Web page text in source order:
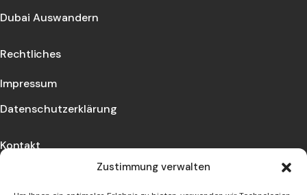
Zustimmung verwalten
Dubai Auswandern
Rechtliches
Impressum
Datenschutzerklärung
Kontakt
Lassen Sie sich beraten und vereinbaren Sie einen